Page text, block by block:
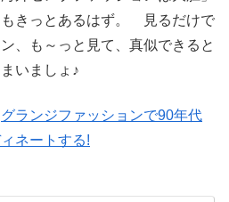
きっとあるはず。 見るだけで
、も～っと見て、真似できると
いましょ♪
グランジファッションで90年代
ネートする!